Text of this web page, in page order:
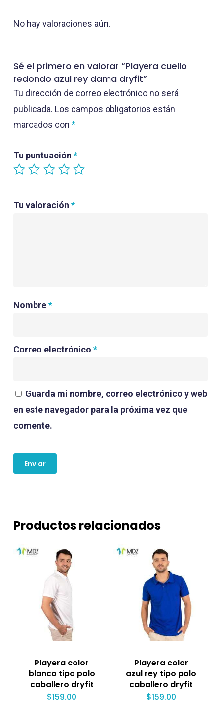
No hay valoraciones aún.
Sé el primero en valorar “Playera cuello
redondo azul rey dama dryfit”
Tu dirección de correo electrónico no será
publicada. Los campos obligatorios están
marcados con *
Tu puntuación *
Tu valoración *
Nombre*
Correo electrónico *
Guarda mi nombre, correo electrónico y web
en este navegador para la próxima vez que
comente.
Productos relacionados
Playera color
blanco tipo polo
caballero dryfit
$159.00
Playera color
azul rey tipo polo
caballero dryfit
$159.00